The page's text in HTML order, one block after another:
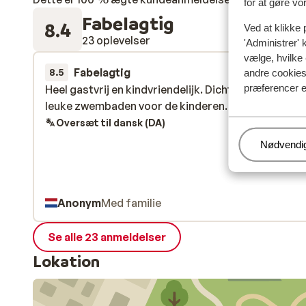
for at gøre
Ved at klikke
'Administrer'
vælge, hvilke
andre
præferencer
8.4 Fabelagtig
23 oplevelser
8.5 Fabelagtig
for 2 uger
Heel gastvrij en kindvriendelijk. Dichtbij het strand
leuke zwembaden voor de kinderen.
Heel gastvrij en kindvriendelijk. Dichtbij het strand
leuke zwembaden voor de kinderen.
Oversæt til dansk (DA)
AnonymMed familie
Se alle 23 anmeldelser
Lokation